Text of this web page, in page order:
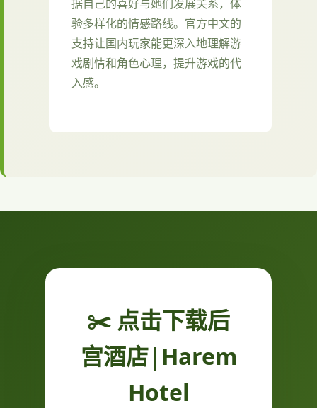
据自己的喜好与她们发展关系，体
验多样化的情感路线。官方中文的
支持让国内玩家能更深入地理解游
戏剧情和角色心理，提升游戏的代
入感。
✂️ 点击下载后
宫酒店|Harem
Hotel